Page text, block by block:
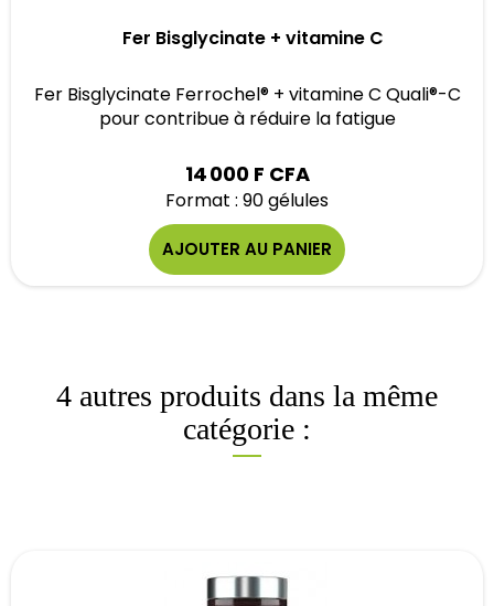
Fer Bisglycinate + vitamine C
Fer Bisglycinate Ferrochel® + vitamine C Quali®-C
pour contribue à réduire la fatigue
14 000 F CFA
Format : 90 gélules
AJOUTER AU PANIER
4 autres produits dans la même
catégorie :